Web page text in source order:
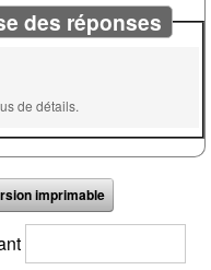
des réponses
de détails.
imprimable